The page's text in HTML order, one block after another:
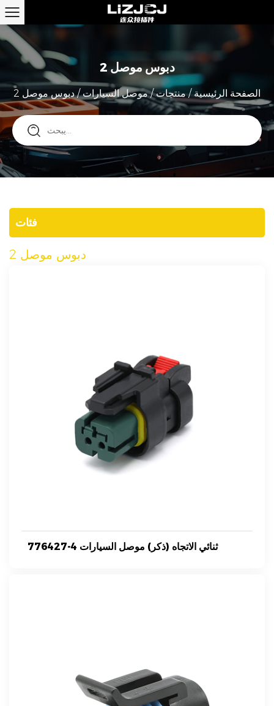
دبوس موصل 2
الصفحة الرئيسية/منتجات/موصل السيارات/دبوس موصل 2
فئات
دبوس موصل 2
776427-4 ثنائي الاتجاه (ذكر) موصل السيارات